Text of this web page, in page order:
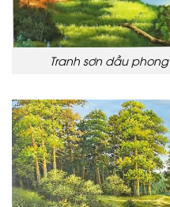
Tranh sơn dầu